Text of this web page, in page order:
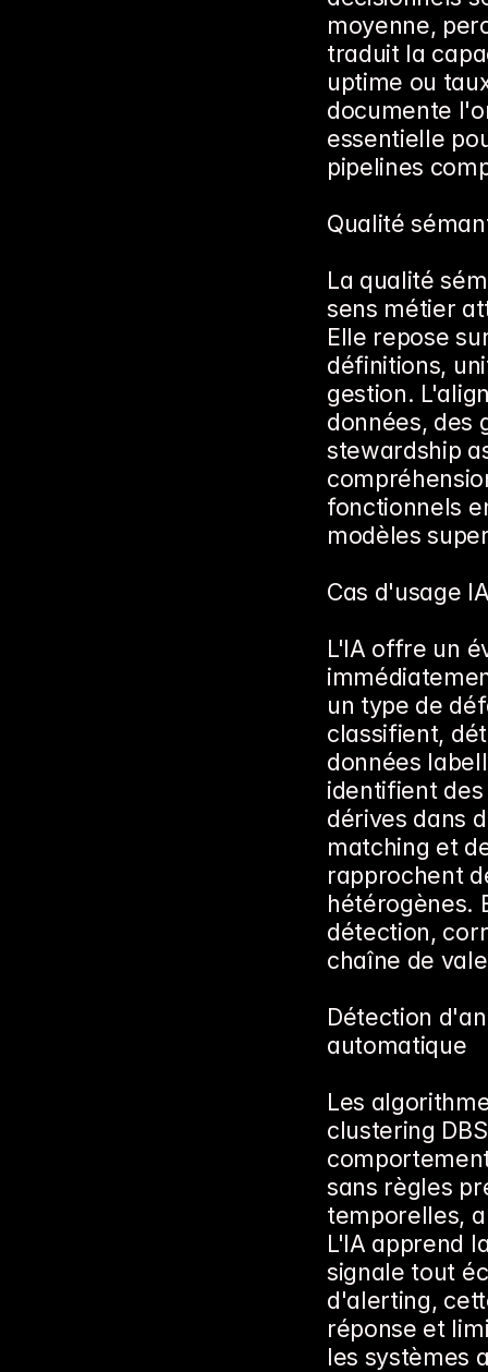
moyenne,
traduit la
uptime ou
documente
essentielle
pipelines
Qualité
La qualité
sens métier
Elle repose
définitions,
gestion.
données, des
stewardship
fonctionnels
modèles
Cas d'usage
L'IA offre un
un type de
classifient,
données
identifient
dérives dans
matching et
rapprochent
hétérogènes.
détection,
chaîne de
Détection
automatique
Les
clustering
sans règles
temporelles,
L'IA apprend
signale tout
d'alerting,
réponse et
les systèmes